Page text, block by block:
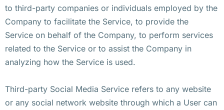
to third-party companies or individuals employed by the
Company to facilitate the Service, to provide the
Service on behalf of the Company, to perform services
related to the Service or to assist the Company in
analyzing how the Service is used.
Third-party Social Media Service refers to any website
or any social network website through which a User can